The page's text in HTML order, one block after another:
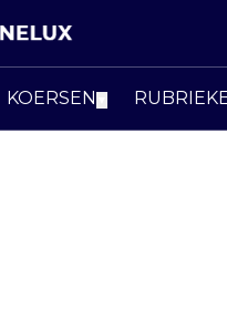
KOERSEN